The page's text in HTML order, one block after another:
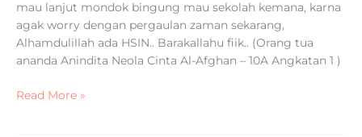
mau lanjut mondok bingung mau sekolah kemana, karna
agak worry dengan pergaulan zaman sekarang,
Alhamdulillah ada HSIN.. Barakallahu fiik.. (Orang tua
ananda Anindita Neola Cinta Al-Afghan – 10A Angkatan 1 )
Read More »